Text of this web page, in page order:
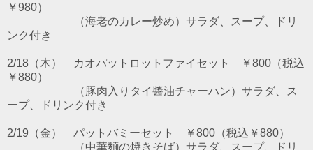
￥980）
（海老のカレー炒め）サラダ、スープ、ドリ
ンク付き
2/18（木） カオパットロットファイセット ￥800（税込
￥880）
（豚肉入りタイ醬油チャーハン）サラダ、ス
ープ、ドリンク付き
2/19（金） パットバミーセット ￥800（税込￥880）
（中華麵の焼きそば）サラダ、スープ、ドリ